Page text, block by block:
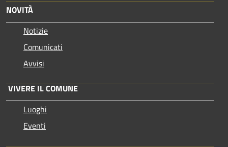
NOVITÀ
Notizie
Comunicati
Avvisi
VIVERE IL COMUNE
Luoghi
Eventi